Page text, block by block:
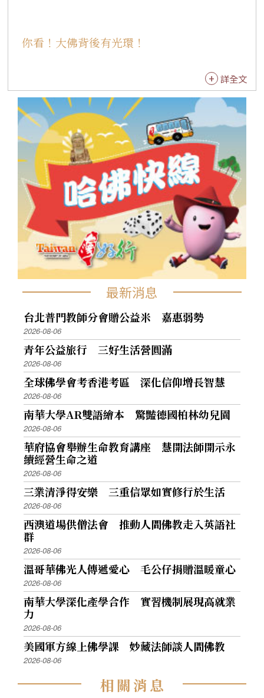
評估結果外，也能自動標示待修正內容、說明原
平台已正式開放(http://foguang.ai)，提供全球
佛教翻譯工作者免費使用。展望未來，FoGuang
AI將於六個月內陸續推出西班牙文、法文、德文
及葡萄牙文等多語言功能，進一步拓展全球服務
範圍。未來不同語言背景的使用者都能透過平台
學習佛法、查詢佛教知識及參與翻譯工作，推動
人間佛教跨越語言與文化界限。
你看！大佛背後有光環！
詳全文
最新消息
台北普門教師分會贈公益米 嘉惠弱勢
2026-08-06
青年公益旅行 三好生活營圓滿
2026-08-06
全球佛學會考香港考區 深化信仰增長智慧
2026-08-06
南華大學AR雙語繪本 驚豔德國柏林幼兒園
2026-08-06
華府協會舉辦生命教育講座 慧開法師開示永
續經營生命之道
2026-08-06
三業清淨得安樂 三重信眾如實修行於生活
2026-08-06
西澳道場供僧法會 推動人間佛教走入英語社
群
2026-08-06
溫哥華佛光人傳遞愛心 毛公仔捐贈溫暖童心
2026-08-06
南華大學深化產學合作 實習機制展現高就業
力
2026-08-06
美國軍方線上佛學課 妙藏法師談人間佛教
2026-08-06
相關消息